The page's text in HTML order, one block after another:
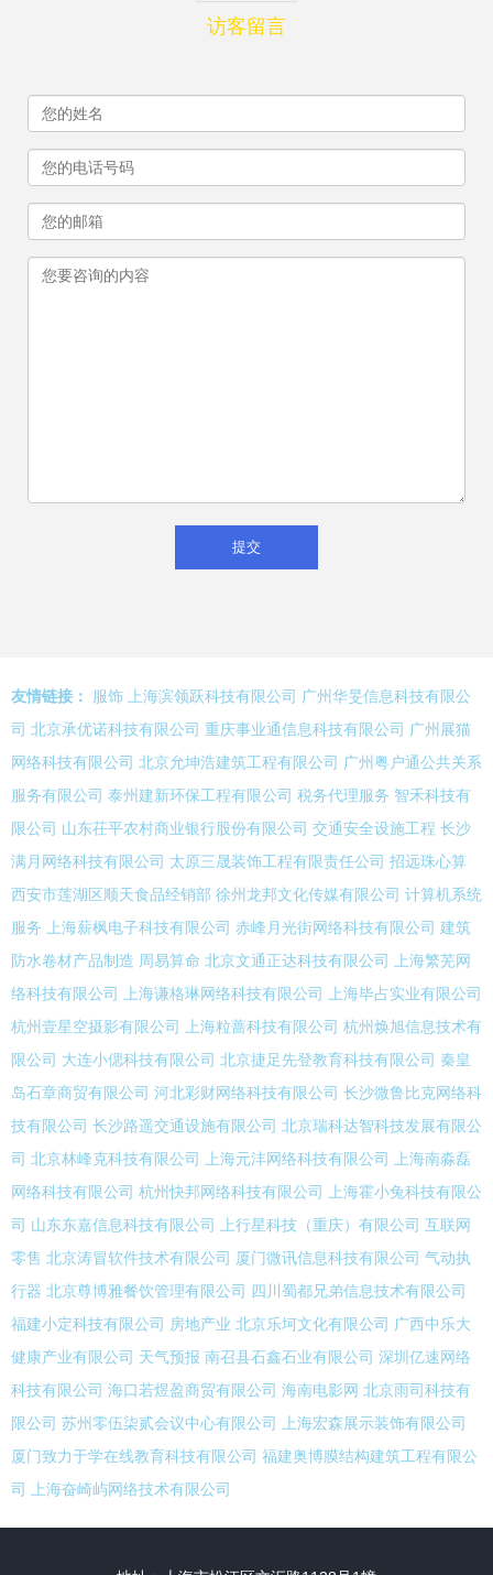
访客留言
友情链接： 服饰 上海滨领跃科技有限公司 广州华旻信息科技有限公
司 北京承优诺科技有限公司 重庆事业通信息科技有限公司 广州展猫
网络科技有限公司 北京允坤浩建筑工程有限公司 广州粤户通公共关系
服务有限公司 泰州建新环保工程有限公司 税务代理服务 智禾科技有
限公司 山东茌平农村商业银行股份有限公司 交通安全设施工程 长沙
满月网络科技有限公司 太原三晟装饰工程有限责任公司 招远珠心算
西安市莲湖区顺天食品经销部 徐州龙邦文化传媒有限公司 计算机系统
服务
上海薪枫电子科技有限公司 赤峰月光街网络科技有限公司 建筑
防水卷材产品制造 周易算命 北京文通正达科技有限公司
上海繁芜网
络科技有限公司
上海谦格琳网络科技有限公司
上海毕占实业有限公司
杭州壹星空摄影有限公司
上海粒蔷科技有限公司 杭州焕旭信息技术有
限公司 大连小偲科技有限公司 北京捷足先登教育科技有限公司 秦皇
岛石章商贸有限公司 河北彩财网络科技有限公司 长沙微鲁比克网络科
技有限公司 长沙路遥交通设施有限公司 北京瑞科达智科技发展有限公
司 北京林峰克科技有限公司 上海元沣网络科技有限公司
上海南淼磊
网络科技有限公司 杭州快邦网络科技有限公司
上海霍小兔科技有限公
司 山东东嘉信息科技有限公司 上行星科技（重庆）有限公司 互联网
零售 北京涛冒软件技术有限公司 厦门微讯信息科技有限公司 气动执
行器 北京尊博雅餐饮管理有限公司 四川蜀都兄弟信息技术有限公司
福建小定科技有限公司 房地产业 北京乐坷文化有限公司 广西中乐大
健康产业有限公司 天气预报 南召县石鑫石业有限公司 深圳亿速网络
科技有限公司 海口若煜盈商贸有限公司 海南电影网 北京雨司科技有
限公司 苏州零伍柒贰会议中心有限公司
上海宏森展示装饰有限公司
厦门致力于学在线教育科技有限公司 福建奥博膜结构建筑工程有限公
司
上海奋崎屿网络技术有限公司